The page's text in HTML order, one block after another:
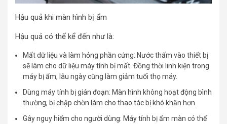
Hậu quả khi màn hình bị ẩm
Hậu quả có thể kể đến như là:
Mất dữ liệu và làm hỏng phần cứng: Nước thấm vào thiết bị
sẽ làm cho dữ liệu máy tính bị mất. Đồng thời linh kiện trong
máy bị ẩm, lâu ngày cũng làm giảm tuổi thọ máy.
Dùng máy tính bị gián đoạn: Màn hình không hoạt động bình
thường, bị chập chờn làm cho thao tác bị khó khăn hơn.
Gây nguy hiểm cho người dùng: Máy tính bị ẩm màn có thể